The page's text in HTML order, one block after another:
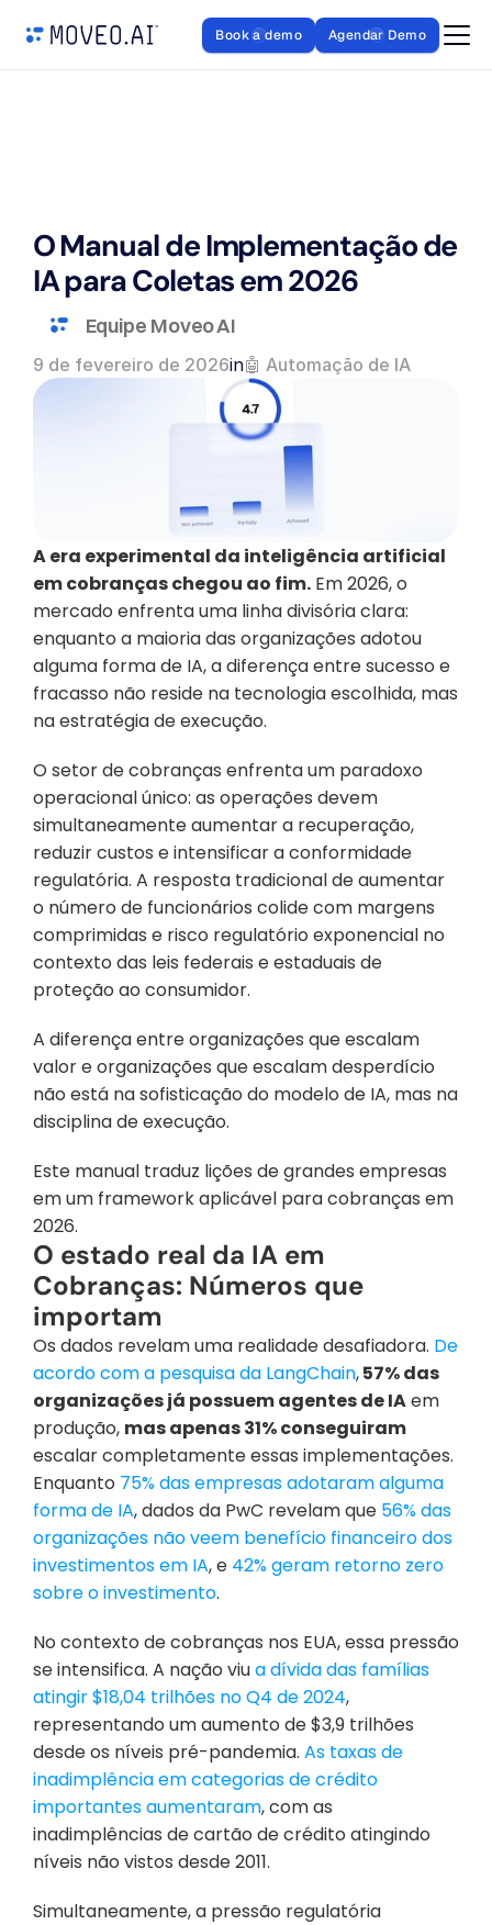
Book a demo Agendar Demo
O Manual de Implementação de
IA para Coletas em 2026
Equipe Moveo AI
9 de fevereiro de 2026in🤖 Automação de IA
A era experimental da inteligência artificial
em cobranças chegou ao fim. Em 2026, o
mercado enfrenta uma linha divisória clara:
enquanto a maioria das organizações adotou
alguma forma de IA, a diferença entre sucesso e
fracasso não reside na tecnologia escolhida, mas
na estratégia de execução.
O setor de cobranças enfrenta um paradoxo
operacional único: as operações devem
simultaneamente aumentar a recuperação,
reduzir custos e intensificar a conformidade
regulatória. A resposta tradicional de aumentar
o número de funcionários colide com margens
comprimidas e risco regulatório exponencial no
contexto das leis federais e estaduais de
proteção ao consumidor.
A diferença entre organizações que escalam
valor e organizações que escalam desperdício
não está na sofisticação do modelo de IA, mas na
disciplina de execução.
Este manual traduz lições de grandes empresas
em um framework aplicável para cobranças em
2026.
O estado real da IA em
Cobranças: Números que
importam
Os dados revelam uma realidade desafiadora. De
acordo com a pesquisa da LangChain, 57% das
organizações já possuem agentes de IA em
produção,
mas apenas 31% conseguiram
escalar completamente essas implementações.
Enquanto 75% das empresas adotaram alguma
forma de IA, dados da PwC revelam que 56% das
organizações não veem benefício financeiro dos
investimentos em IA, e 42% geram retorno zero
sobre o investimento.
No contexto de cobranças nos EUA, essa pressão
se intensifica. A nação viu a dívida das famílias
atingir $18,04 trilhões no Q4 de 2024,
representando um aumento de $3,9 trilhões
desde os níveis pré-pandemia. As taxas de
inadimplência em categorias de crédito
importantes aumentaram, com as
inadimplências de cartão de crédito atingindo
níveis não vistos desde 2011.
Simultaneamente, a pressão regulatória